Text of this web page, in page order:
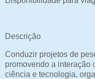
Descrição
Conduzir projetos de
promovendo a interação
ciência e tecnologia,